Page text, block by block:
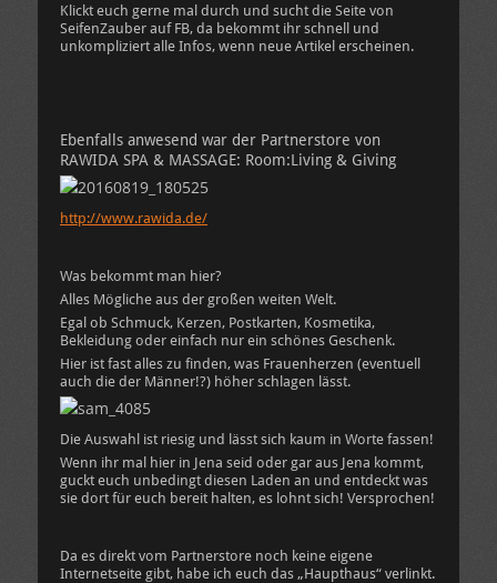
Klickt euch gerne mal durch und sucht die Seite von
SeifenZauber auf FB, da bekommt ihr schnell und
unkompliziert alle Infos, wenn neue Artikel erscheinen.
Ebenfalls anwesend war der Partnerstore von
RAWIDA SPA & MASSAGE: Room:Living & Giving
http://www.rawida.de/
Was bekommt man hier?
Alles Mögliche aus der großen weiten Welt.
Egal ob Schmuck, Kerzen, Postkarten, Kosmetika,
Bekleidung oder einfach nur ein schönes Geschenk.
Hier ist fast alles zu finden, was Frauenherzen (eventuell
auch die der Männer!?) höher schlagen lässt.
Die Auswahl ist riesig und lässt sich kaum in Worte fassen!
Wenn ihr mal hier in Jena seid oder gar aus Jena kommt,
guckt euch unbedingt diesen Laden an und entdeckt was
sie dort für euch bereit halten, es lohnt sich! Versprochen!
Da es direkt vom Partnerstore noch keine eigene
Internetseite gibt, habe ich euch das „Haupthaus“ verlinkt.